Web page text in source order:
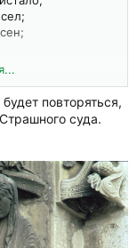
вино –
повторяться,
суда.